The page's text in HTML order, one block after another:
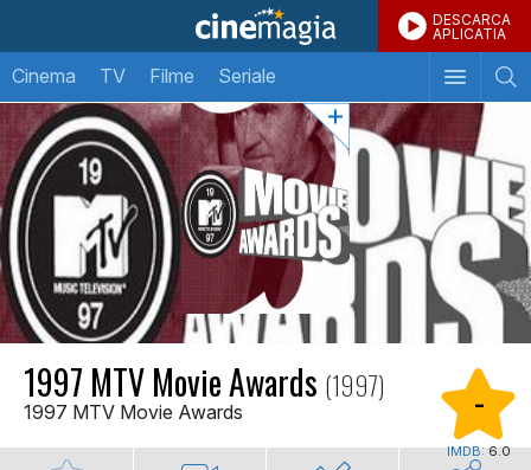
DESCARCA
APLICATIA
Cinema TV Filme Seriale
1997 MTV Movie Awards (1997)
1997 MTV Movie Awards -
IMDB:6.0